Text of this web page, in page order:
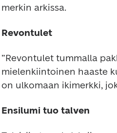
merkin arkissa.
Revontulet
”Revontulet tummalla
mielenkiintoinen haaste
on ulkomaan ikimerkki,
Ensilumi tuo talven